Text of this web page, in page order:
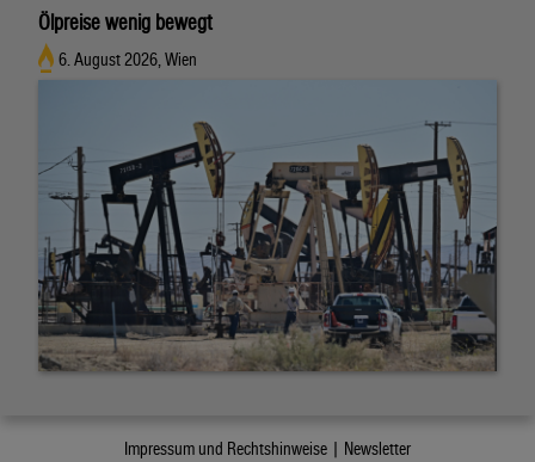
Ölpreise wenig bewegt
6. August 2026, Wien
Impressum und Rechtshinweise | Newsletter